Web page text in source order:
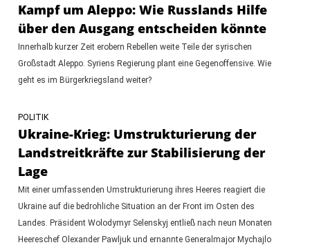
Kampf um Aleppo: Wie Russlands Hilfe
über den Ausgang entscheiden könnte
Innerhalb kurzer Zeit erobern Rebellen weite Teile der syrischen
Großstadt Aleppo. Syriens Regierung plant eine Gegenoffensive. Wie
geht es im Bürgerkriegsland weiter?
POLITIK
Ukraine-Krieg: Umstrukturierung der
Landstreitkräfte zur Stabilisierung der
Lage
Mit einer umfassenden Umstrukturierung ihres Heeres reagiert die
Ukraine auf die bedrohliche Situation an der Front im Osten des
Landes. Präsident Wolodymyr Selenskyj entließ nach neun Monaten
Heereschef Olexander Pawljuk und ernannte Generalmajor Mychajlo